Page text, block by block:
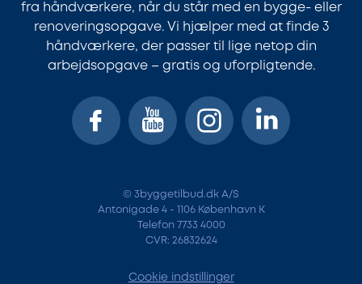
fra håndværkere, når du står med en bygge- eller
renoveringsopgave. Vi hjælper med at finde 3
håndværkere, der passer til lige netop din
arbejdsopgave – gratis og uforpligtende.
© 3byggetilbud.dk A/S
Antonigade 4 - 1106 København K
Telefon 7733 4000
CVR: 26832624
Cookie indstillinger